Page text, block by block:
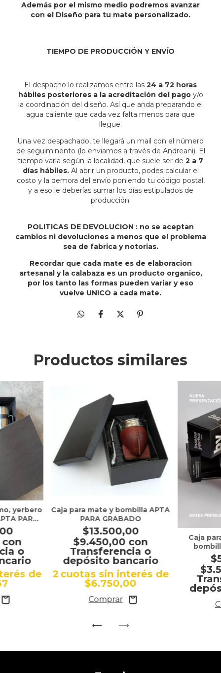
Además por el mismo medio podremos avanzar
con el Diseño para tu mate personalizado.
TIEMPO DE PRODUCCIÓN Y ENVÍO
El despacho lo realizamos entre las 24 a 72 horas
hábiles posteriores a la acreditación del pago y/o
la coordinación del diseño. Así que anda preparando el
agua caliente que cada vez falta menos para que
llegue.
Una vez despachado, te llegará un mail con el número
de seguiminento (lo enviamos a través de Andreani). El
tiempo varía según la localidad, que suele ser de 2 a 7
días hábiles.Al abrir un producto, podes calcular el
costo y la demora del envío poniendo tu código postal,
y a eso le deberías sumar los días estipulados de
producción.
POLITICAS DE DEVOLUCION : no se aceptan
cambios ni devoluciones a menos que el problema
sea de fabrica y notorias.
Recordar que cada mate es de elaboracion
artesanal y la calabaza es un producto organico,
por los tanto las formas pueden variar y eso
vuelve UNICO a cada mate.
Productos similares
yerbero
PARA
con
o
de
Caja para mate y bombilla APTA
PARA GRABADO
$13.500,00
$9.450,00 con
Transferencia o
depósito bancario
2cuotas sin interés de
$6.750,00
Caja